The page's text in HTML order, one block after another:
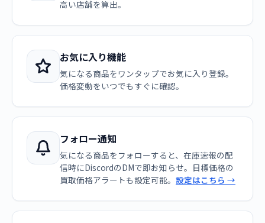
高い店舗を算出。
お気に入り機能
気になる商品をワンタップでお気に入り登録。
価格変動をいつでもすぐに確認。
フォロー通知
気になる商品をフォローすると、在庫速報の配
信時にDiscordのDMで即お知らせ。目標価格の
買取価格アラートも設定可能。 設定はこちら →